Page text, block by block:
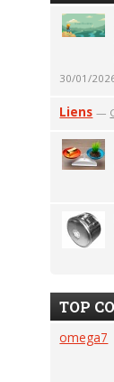
30/01/
Liens —
TOP
omega7